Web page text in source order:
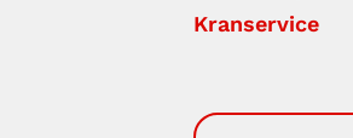
Kranservice